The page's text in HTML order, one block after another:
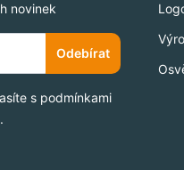
novinek
Odebírat
s podmínkami